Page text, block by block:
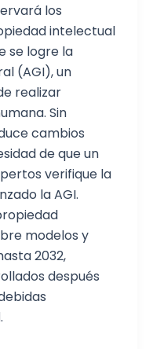
los
intelectual
se logre la
(AGI), un
realizar
Sin
cambios
de que un
verifique la
la AGI.
modelos y
2032,
después